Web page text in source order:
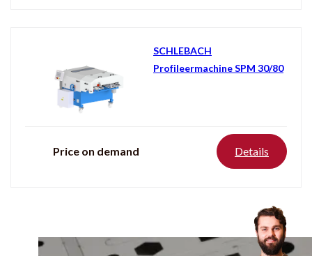
SCHLEBACH
Profileermachine SPM 30/80
Price on demand Details